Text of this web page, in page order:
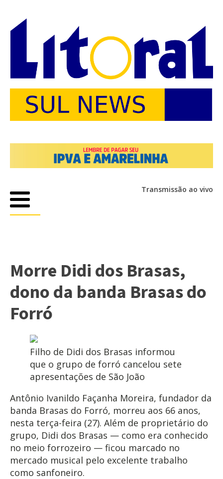
Transmissão ao vivo
Morre Didi dos Brasas,
dono da banda Brasas do
Forró
Filho de Didi dos Brasas informou
que o grupo de forró cancelou sete
apresentações de São João
Antônio Ivanildo Façanha Moreira, fundador da
banda Brasas do Forró, morreu aos 66 anos,
nesta terça-feira (27). Além de proprietário do
grupo, Didi dos Brasas — como era conhecido
no meio forrozeiro — ficou marcado no
mercado musical pelo excelente trabalho
como sanfoneiro.